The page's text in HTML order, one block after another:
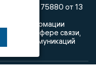
№ ФС 77 - 75880 от 13
информации
в сфере связи,
коммуникаций